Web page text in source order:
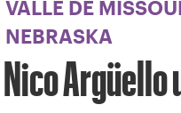
VALLE DE
NEBRASKA
Nico Argüello